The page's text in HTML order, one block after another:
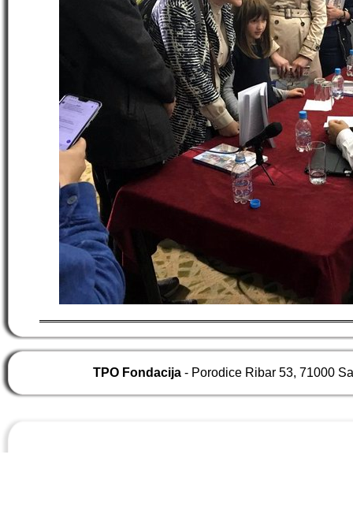
TPO Fondacija - Porodice Ribar 53, 71000